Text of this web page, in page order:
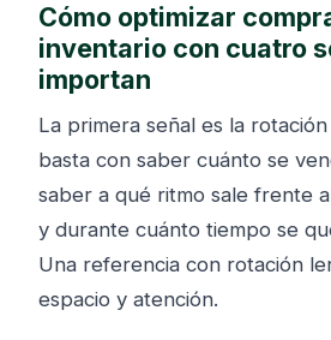
Cómo optimizar
inventario con cuatro
importan
La primera señal es la
basta con saber cuánto se
saber a qué ritmo sale frente
y durante cuánto tiempo se
Una referencia con rotación
espacio y atención.